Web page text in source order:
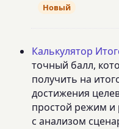
Новый
Калькулятор
точный балл,
получить на
достижения
простой режим и
с анализом